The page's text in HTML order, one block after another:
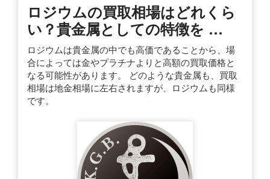
ロジウムの買取相場はどれくら
い？貴金属としての特徴を …
ロジウムは貴金属の中でも高価であることから、場
合によっては金やプラチナよりと高額の買取価格と
なる可能性があります。 どのような貴金属も、買取
相場は地金相場に左右されますが、ロジウムも同様
です。